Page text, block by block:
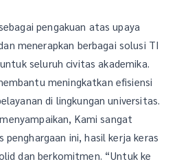
pengakuan atas upaya
menerapkan berbagai solusi TI
seluruh civitas akademika.
meningkatkan efisiensi
di lingkungan universitas.
Kami sangat
penghargaan ini, hasil kerja keras
dan berkomitmen. “Untuk ke